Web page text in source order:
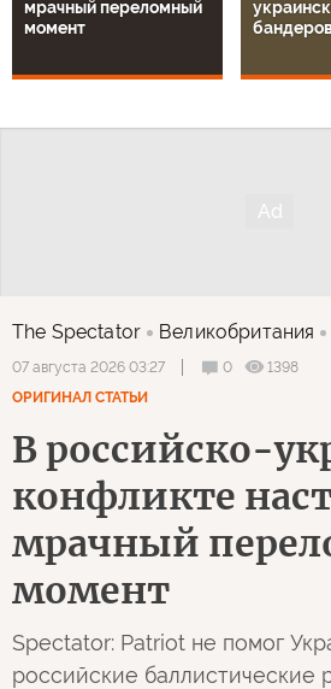
мрачный переломный
момент
The Spectator Великобритания
07 августа 2026 03:27 0
1398
ОРИГИНАЛ СТАТЬИ
В российско-
конфликте
мрачный
момент
Spectator: Patriot не помог
российские баллистические